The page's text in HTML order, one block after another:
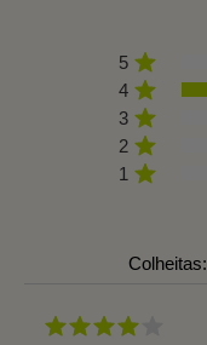
5
4
3
2
1
Colheitas: